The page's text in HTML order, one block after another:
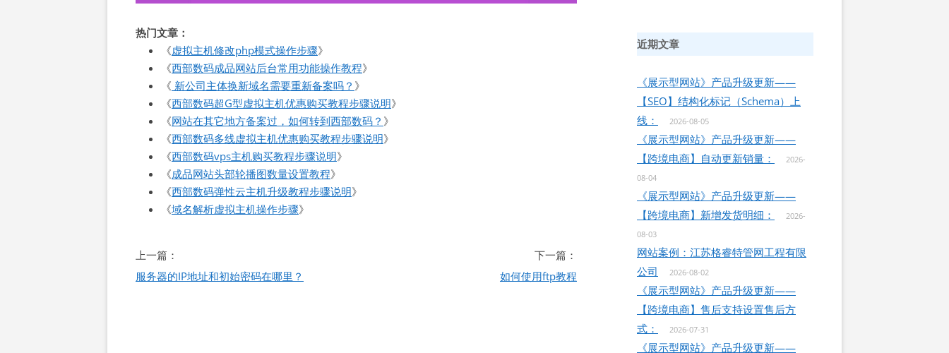
热门文章：
《虚拟主机修改php模式操作步骤》
《西部数码成品网站后台常用功能操作教程》
《 新公司主体换新域名需要重新备案吗？ 》
《西部数码超G型虚拟主机优惠购买教程步骤说明》
《网站在其它地方备案过，如何转到西部数码？ 》
《西部数码多线虚拟主机优惠购买教程步骤说明》
《西部数码vps主机购买教程步骤说明》
《成品网站头部轮播图数量设置教程》
《西部数码弹性云主机升级教程步骤说明》
《域名解析虚拟主机操作步骤》
文
章
上一篇：
服务器的IP地址和初始密码在哪里？
下一篇：
如何使用ftp教程
近期文章
《展示型网站》产品升级更新——
【SEO】结构化标记（Schema）上
线：
2026-08-05
《展示型网站》产品升级更新——
【跨境电商】自动更新销量：
2026-
08-04
《展示型网站》产品升级更新——
【跨境电商】新增发货明细：
2026-
08-03
网站案例：江苏格睿特管网工程有限
公司
2026-08-02
《展示型网站》产品升级更新——
【跨境电商】售后支持设置售后方
式：
2026-07-31
《展示型网站》产品升级更新——